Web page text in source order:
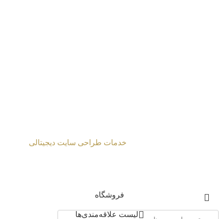
خدمات طراحی سایت دیجیتالی
فروشگاه
لیست علاقه‌مندی‌ها